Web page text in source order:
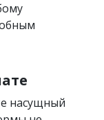
насущный